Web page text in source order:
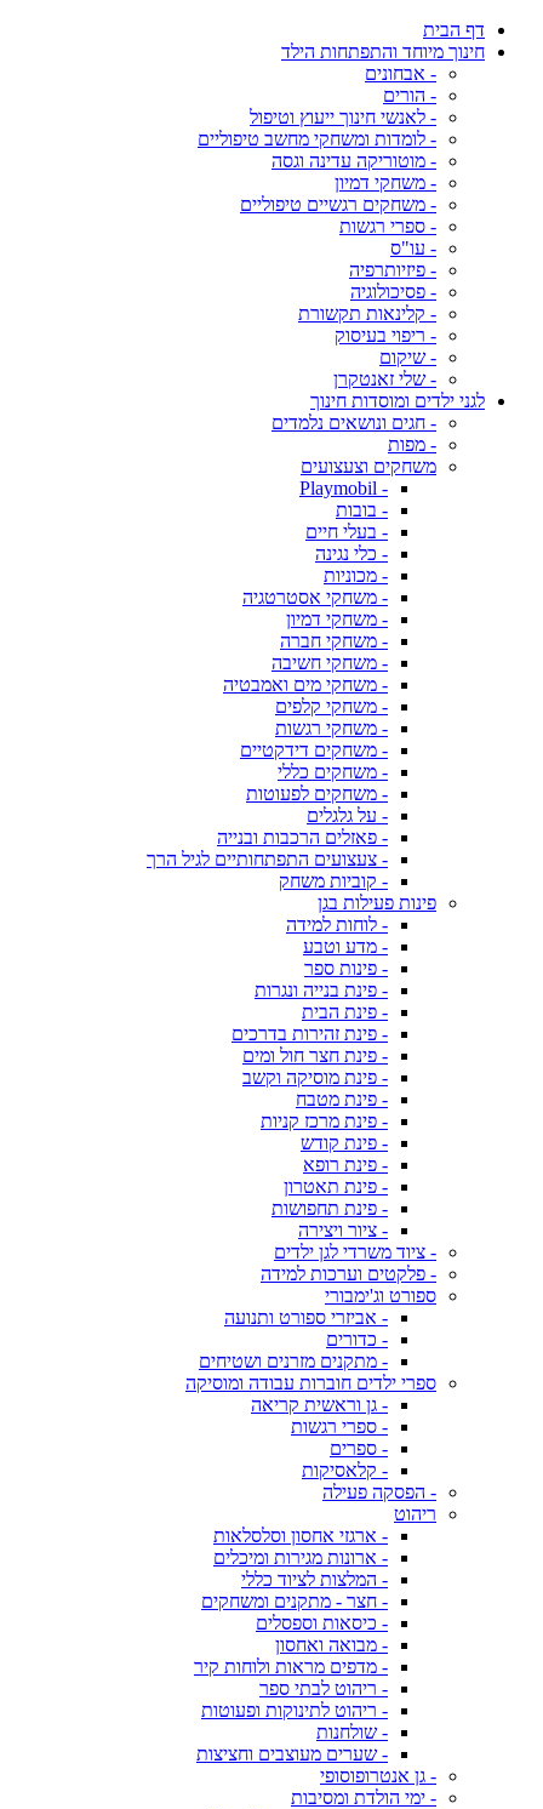
דף הבית
חינוך מיוחד והתפתחות הילד
- אבחונים
- הורים
- לאנשי חינוך ייעוץ וטיפול
- לומדות ומשחקי מחשב טיפוליים
- מוטוריקה עדינה וגסה
- משחקי דמיון
- משחקים רגשיים טיפוליים
- ספרי רגשות
- עו"ס
- פיזיותרפיה
- פסיכולוגיה
- קלינאות תקשורת
- ריפוי בעיסוק
- שיקום
- שלי זאנטקרן
לגני ילדים ומוסדות חינוך
- חגים ונושאים נלמדים
- מפות
משחקים וצעצועים
- Playmobil
- בובות
- בעלי חיים
- כלי נגינה
- מכוניות
- משחקי אסטרטגיה
- משחקי דמיון
- משחקי חברה
- משחקי חשיבה
- משחקי מים ואמבטיה
- משחקי קלפים
- משחקי רגשות
- משחקים דידקטיים
- משחקים כללי
- משחקים לפעוטות
- על גלגלים
- פאזלים הרכבות ובנייה
- צעצועים התפתחותיים לגיל הרך
- קוביות משחק
פינות פעילות בגן
- לוחות למידה
- מדע וטבע
- פינות ספר
- פינת בנייה ונגרות
- פינת הבית
- פינת זהירות בדרכים
- פינת חצר חול ומים
- פינת מוסיקה וקשב
- פינת מטבח
- פינת מרכז קניות
- פינת קודש
- פינת רופא
- פינת תאטרון
- פינת תחפושות
- ציור ויצירה
- ציוד משרדי לגן ילדים
- פלקטים וערכות למידה
ספורט וג'ימבורי
- אביזרי ספורט ותנועה
- כדורים
- מתקנים מזרנים ושטיחים
ספרי ילדים חוברות עבודה ומוסיקה
- גן וראשית קריאה
- ספרי רגשות
- ספרים
- קלאסיקות
- הפסקה פעילה
ריהוט
- ארגזי אחסון וסלסלאות
- ארונות מגירות ומיכלים
- המלצות לציוד כללי
- חצר - מתקנים ומשחקים
- כיסאות וספסלים
- מבואה ואחסון
- מדפים מראות ולוחות קיר
- ריהוט לבתי ספר
- ריהוט לתינוקות ופעוטות
- שולחנות
- שערים מעוצבים וחציצות
- גן אנטרופוסופי
- ימי הולדת ומסיבות